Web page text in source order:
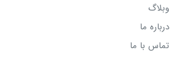
وبلاگ
درباره ما
تماس با ما